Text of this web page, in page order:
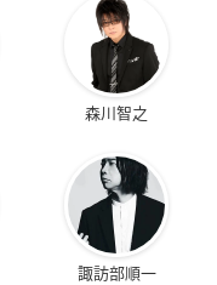
森川智之
諏訪部順一